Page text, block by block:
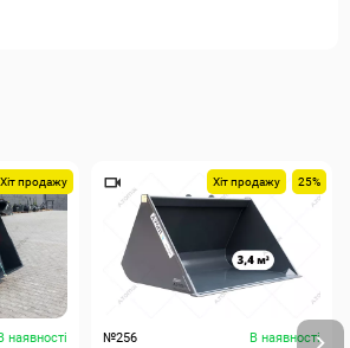
Хіт продажу
наявності
Хіт продажу 25%
№256 В наявності